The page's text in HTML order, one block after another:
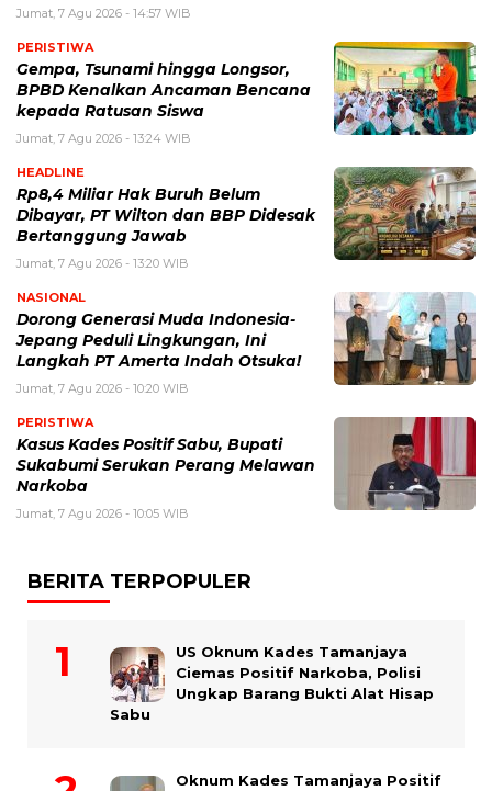
Jumat, 7 Agu 2026 - 14:57 WIB
PERISTIWA
Gempa, Tsunami hingga Longsor,
BPBD Kenalkan Ancaman Bencana
kepada Ratusan Siswa
Jumat, 7 Agu 2026 - 13:24 WIB
HEADLINE
Rp8,4 Miliar Hak Buruh Belum
Dibayar, PT Wilton dan BBP Didesak
Bertanggung Jawab
Jumat, 7 Agu 2026 - 13:20 WIB
NASIONAL
Dorong Generasi Muda Indonesia-
Jepang Peduli Lingkungan, Ini
Langkah PT Amerta Indah Otsuka!
Jumat, 7 Agu 2026 - 10:20 WIB
PERISTIWA
Kasus Kades Positif Sabu, Bupati
Sukabumi Serukan Perang Melawan
Narkoba
Jumat, 7 Agu 2026 - 10:05 WIB
BERITA TERPOPULER
US Oknum Kades Tamanjaya
Ciemas Positif Narkoba, Polisi
Ungkap Barang Bukti Alat Hisap
Sabu
Oknum Kades Tamanjaya Positif